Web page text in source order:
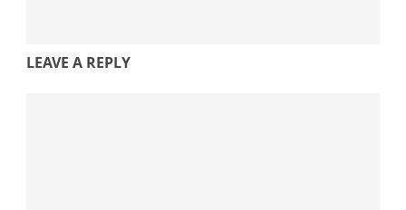
LEAVE A REPLY